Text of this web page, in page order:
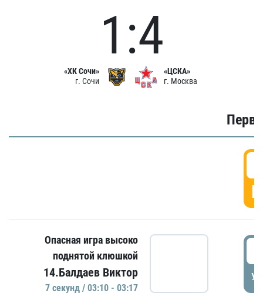
«ХК Сочи»
г. Сочи
1:4
«ЦСКА»
г. Москва
Опасная игра высоко
поднятой клюшкой
14.Балдаев Виктор
7 секунд / 03:10 - 03:17